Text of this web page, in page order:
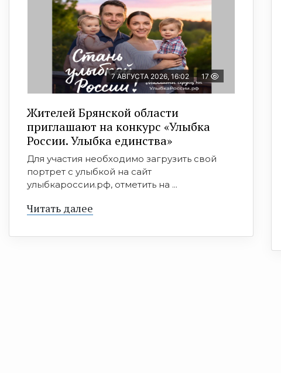
7 АВГУСТА 2026, 16:02 17
Жителей Брянской области
приглашают на конкурс «Улыбка
России. Улыбка единства»
Для участия необходимо загрузить свой
портрет с улыбкой на сайт
улыбкароссии.рф, отметить на ...
Читать далее